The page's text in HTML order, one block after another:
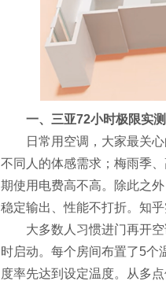
一、三亚72小时极限实
日常用空调，大家最关
不同人的体感需求；梅雨季
期使用电费高不高。除此之
稳定输出、性能不打折。知
大多数人习惯进门再开
时启动。每个房间布置了5个
度率先达到设定温度。从多